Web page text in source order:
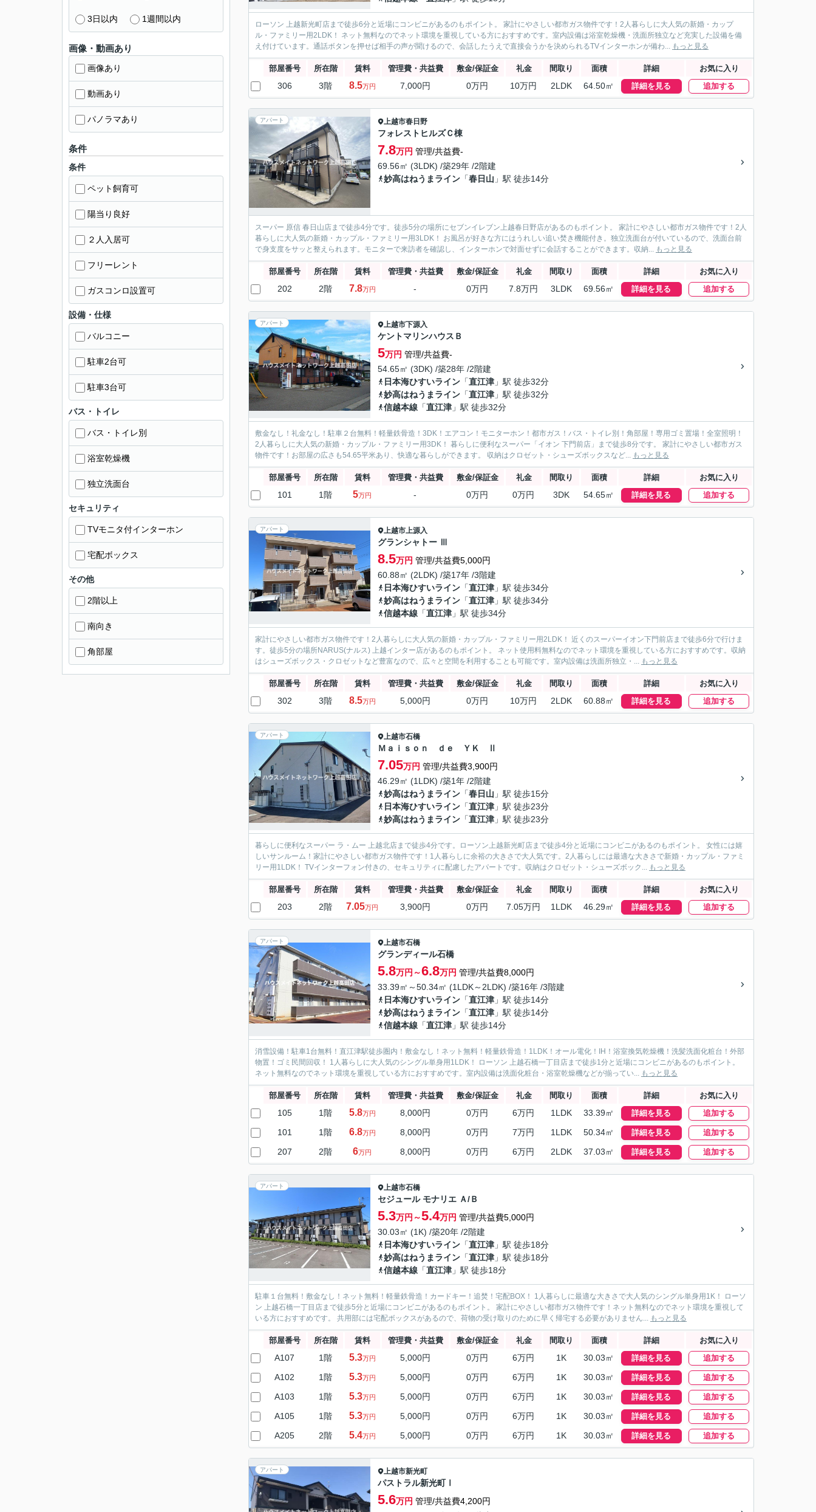
ローソン 上越新光町店まで徒歩6分と近場にコンビニがあるのもポイント。 家計にやさしい都市ガス物件です！2人暮らしに大人気の新婚・カップ
ル・ファミリー用2LDK！ ネット無料なのでネット環境を重視している方におすすめです。室内設備は浴室乾燥機・洗面所独立など充実した設備を備
え付けています。通話ボタンを押せば相手の声が聞けるので、会話したうえで直接会うかを決められるTVインターホンが備わ... もっと見る
部屋番号 所在階 賃料 管理費・共益費 敷金/保証金 礼金 間取り 面積 詳細 お気に入り
306 3階 8.5万円 7,000円 0万円 10万円 2LDK 64.50㎡ 詳細を見る 追加する
アパート 上越市春日野
フォレストヒルズＣ棟
7.8万円 管理/共益費-
69.56㎡ (3LDK) /築29年 /2階建
妙高はねうまライン 「春日山 」駅 徒歩14分
スーパー 原信 春日山店まで徒歩4分です。徒歩5分の場所にセブンイレブン上越春日野店があるのもポイント。 家計にやさしい都市ガス物件です！2人
暮らしに大人気の新婚・カップル・ファミリー用3LDK！ お風呂が好きな方にはうれしい追い焚き機能付き。独立洗面台が付いているので、洗面台前
で身支度をサッと整えられます。モニターで来訪者を確認し、インターホンで対面せずに会話することができます。収納... もっと見る
部屋番号 所在階 賃料 管理費・共益費 敷金/保証金 礼金 間取り 面積 詳細 お気に入り
202 2階 7.8万円 - 0万円 7.8万円 3LDK 69.56㎡ 詳細を見る 追加する
アパート 上越市下源入
ケントマリンハウスＢ
5万円 管理/共益費-
54.65㎡ (3DK) /築28年 /2階建
日本海ひすいライン 「直江津 」駅 徒歩32分
妙高はねうまライン 「直江津 」駅 徒歩32分
信越本線 「直江津 」駅 徒歩32分
敷金なし！礼金なし！駐車２台無料！軽量鉄骨造！3DK！エアコン！モニターホン！都市ガス！バス・トイレ別！角部屋！専用ゴミ置場！全室照明！
2人暮らしに大人気の新婚・カップル・ファミリー用3DK！ 暮らしに便利なスーパー「イオン 下門前店」まで徒歩8分です。 家計にやさしい都市ガス
物件です！お部屋の広さも54.65平米あり、快適な暮らしができます。 収納はクロゼット・シューズボックスなど... もっと見る
部屋番号 所在階 賃料 管理費・共益費 敷金/保証金 礼金 間取り 面積 詳細 お気に入り
101 1階 5万円 - 0万円 0万円 3DK 54.65㎡ 詳細を見る 追加する
アパート 上越市上源入
グランシャトー Ⅲ
8.5万円 管理/共益費5,000円
60.88㎡ (2LDK) /築17年 /3階建
日本海ひすいライン 「直江津 」駅 徒歩34分
妙高はねうまライン 「直江津 」駅 徒歩34分
信越本線 「直江津 」駅 徒歩34分
家計にやさしい都市ガス物件です！2人暮らしに大人気の新婚・カップル・ファミリー用2LDK！ 近くのスーパーイオン下門前店まで徒歩6分で行けま
す。徒歩5分の場所NARUS(ナルス) 上越インター店があるのもポイント。 ネット使用料無料なのでネット環境を重視している方におすすめです。収納
はシューズボックス・クロゼットなど豊富なので、広々と空間を利用することも可能です。室内設備は洗面所独立・... もっと見る
部屋番号 所在階 賃料 管理費・共益費 敷金/保証金 礼金 間取り 面積 詳細 お気に入り
302 3階 8.5万円 5,000円 0万円 10万円 2LDK 60.88㎡ 詳細を見る 追加する
アパート 上越市石橋
Ｍａｉｓｏｎ ｄｅ ＹＫ Ⅱ
7.05万円 管理/共益費3,900円
46.29㎡ (1LDK) /築1年 /2階建
妙高はねうまライン 「春日山 」駅 徒歩15分
日本海ひすいライン 「直江津 」駅 徒歩23分
妙高はねうまライン 「直江津 」駅 徒歩23分
暮らしに便利なスーパー ラ・ムー 上越北店まで徒歩4分です。ローソン上越新光町店まで徒歩4分と近場にコンビニがあるのもポイント。 女性には嬉
しいサンルーム！家計にやさしい都市ガス物件です！1人暮らしに余裕の大きさで大人気です。2人暮らしには最適な大きさで新婚・カップル・ファミ
リー用1LDK！ TVインターフォン付きの、セキュリティに配慮したアパートです。収納はクロゼット・シューズボック... もっと見る
部屋番号 所在階 賃料 管理費・共益費 敷金/保証金 礼金 間取り 面積 詳細 お気に入り
203 2階 7.05万円 3,900円 0万円 7.05万円 1LDK 46.29㎡ 詳細を見る 追加する
アパート 上越市石橋
グランディール石橋
5.8万円～6.8万円 管理/共益費8,000円
33.39㎡～50.34㎡ (1LDK～2LDK) /築16年 /3階建
日本海ひすいライン 「直江津 」駅 徒歩14分
妙高はねうまライン 「直江津 」駅 徒歩14分
信越本線 「直江津 」駅 徒歩14分
消雪設備！駐車1台無料！直江津駅徒歩圏内！敷金なし！ネット無料！軽量鉄骨造！1LDK！オール電化！IH！浴室換気乾燥機！洗髪洗面化粧台！外部
物置！ゴミ民間回収！ 1人暮らしに大人気のシングル単身用1LDK！ ローソン 上越石橋一丁目店まで徒歩1分と近場にコンビニがあるのもポイント。
ネット無料なのでネット環境を重視している方におすすめです。室内設備は洗面化粧台・浴室乾燥機などが揃ってい... もっと見る
部屋番号 所在階 賃料 管理費・共益費 敷金/保証金 礼金 間取り 面積 詳細 お気に入り
105 1階 5.8万円 8,000円 0万円 6万円 1LDK 33.39㎡ 詳細を見る 追加する
101 1階 6.8万円 8,000円 0万円 7万円 1LDK 50.34㎡ 詳細を見る 追加する
207 2階 6万円 8,000円 0万円 6万円 2LDK 37.03㎡ 詳細を見る 追加する
アパート 上越市石橋
セジュール モナリエ Ａ/Ｂ
5.3万円～5.4万円 管理/共益費5,000円
30.03㎡ (1K) /築20年 /2階建
日本海ひすいライン 「直江津 」駅 徒歩18分
妙高はねうまライン 「直江津 」駅 徒歩18分
信越本線 「直江津 」駅 徒歩18分
駐車１台無料！敷金なし！ネット無料！軽量鉄骨造！カードキー！追焚！宅配BOX！ 1人暮らしに最適な大きさで大人気のシングル単身用1K！ ローソ
ン 上越石橋一丁目店まで徒歩5分と近場にコンビニがあるのもポイント。 家計にやさしい都市ガス物件です！ネット無料なのでネット環境を重視して
いる方におすすめです。 共用部には宅配ボックスがあるので、荷物の受け取りのために早く帰宅する必要がありません... もっと見る
部屋番号 所在階 賃料 管理費・共益費 敷金/保証金 礼金 間取り 面積 詳細 お気に入り
A107 1階 5.3万円 5,000円 0万円 6万円 1K 30.03㎡ 詳細を見る 追加する
A102 1階 5.3万円 5,000円 0万円 6万円 1K 30.03㎡ 詳細を見る 追加する
A103 1階 5.3万円 5,000円 0万円 6万円 1K 30.03㎡ 詳細を見る 追加する
A105 1階 5.3万円 5,000円 0万円 6万円 1K 30.03㎡ 詳細を見る 追加する
A205 2階 5.4万円 5,000円 0万円 6万円 1K 30.03㎡ 詳細を見る 追加する
アパート 上越市新光町
パストラル新光町Ⅰ
5.6万円 管理/共益費4,200円
3日以内 1週間以内
画像・動画あり
画像あり
動画あり
パノラマあり
条件
条件
ペット飼育可
陽当り良好
２人入居可
フリーレント
ガスコンロ設置可
設備・仕様
バルコニー
駐車2台可
駐車3台可
バス・トイレ
バス・トイレ別
浴室乾燥機
独立洗面台
セキュリティ
TVモニタ付インターホン
宅配ボックス
その他
2階以上
南向き
角部屋